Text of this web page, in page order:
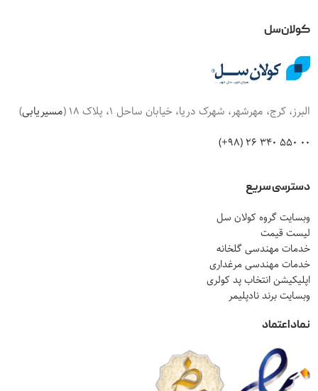
کولان‌سل
البرز، کرج، مهرشهر، شهرک دریا، خیابان ساحل 1، پلاک 18 ( مسیریابی)
00 550 340 26 (98+)
دسترسی سریع
وبسایت گروه کولان سل
لیست قیمت
خدمات مهندسی گلخانه
خدمات مهندسی مرغداری
اپلیکیشن انتخاب پد کولری
وبسایت برند نادپلیمر
نماد اعتماد